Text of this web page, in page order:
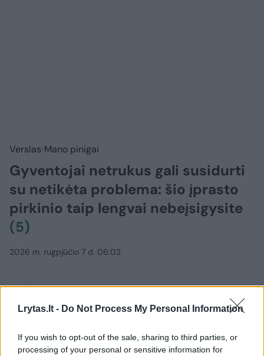
Lrytas.lt - Do Not Process My Personal Information
If you wish to opt-out of the sale, sharing to third parties, or
processing of your personal or sensitive information for
Verslas Mano pinigai
Gyventojai netrukus gali susidurti
su netikėta problema: šio įprasto
pirkinio taip lengvai nebeįsigysite
(5)
2026 m. rugpjūčio 7 d. 06:02
Lrytas Premium nariams